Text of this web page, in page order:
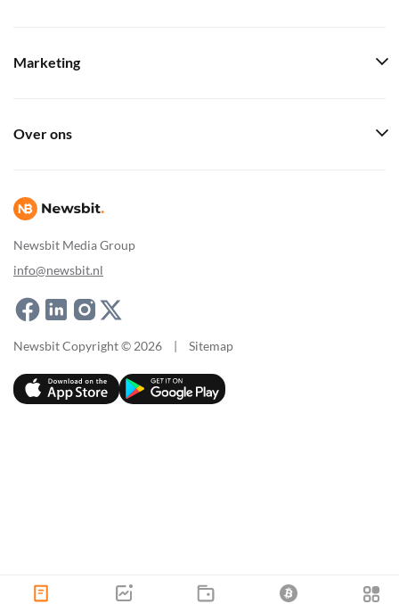
Newsbit Media Group
info@newsbit.nl
Marketing
Over ons
Newsbit Copyright © 2026 | Sitemap